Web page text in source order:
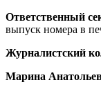
Ответственный
выпуск номера в
Журналистский
Марина